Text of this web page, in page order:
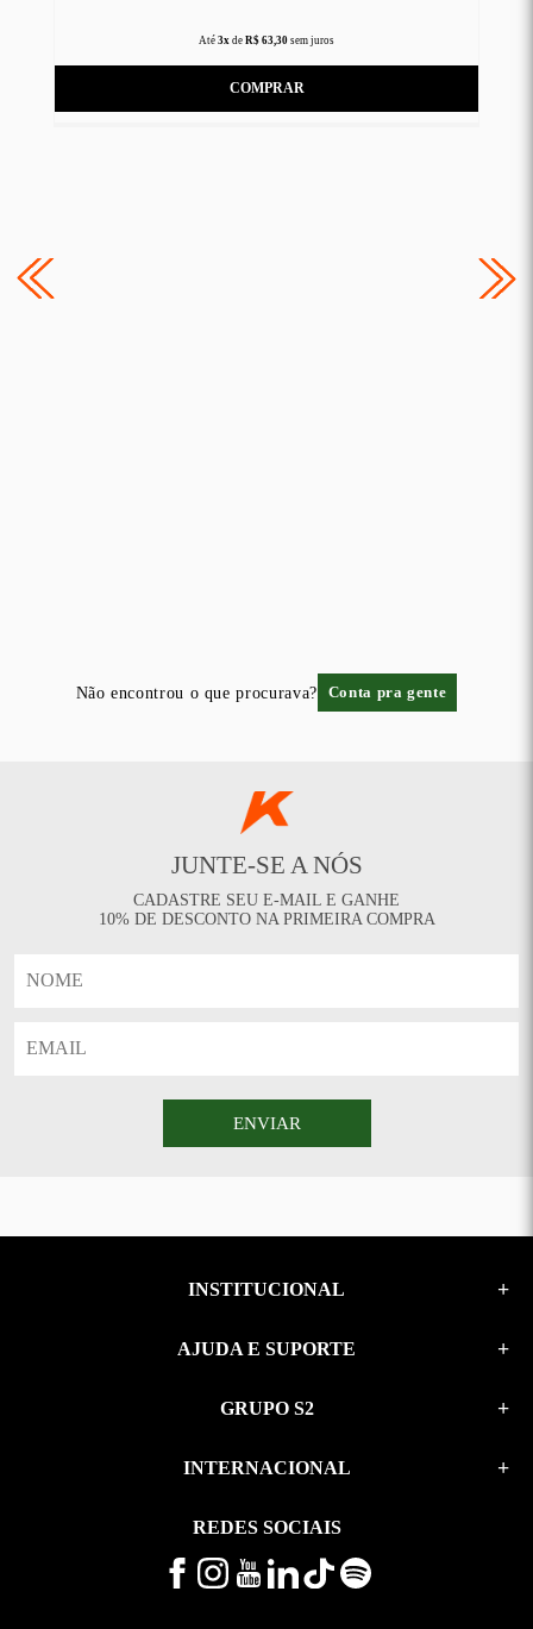
Até 3x de R$ 63,30 sem juros
COMPRAR
Não encontrou o que procurava? Conta pra gente
JUNTE-SE A NÓS
CADASTRE SEU E-MAIL E GANHE
10% DE DESCONTO NA PRIMEIRA COMPRA
ENVIAR
INSTITUCIONAL
AJUDA E SUPORTE
GRUPO S2
INTERNACIONAL
REDES SOCIAIS